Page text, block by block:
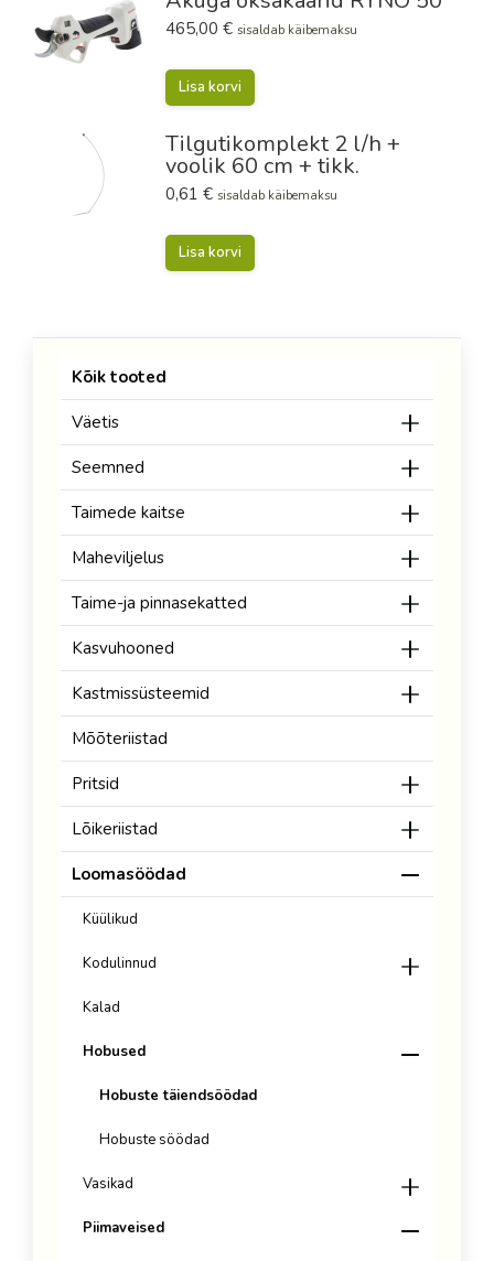
465,00 € sisaldab käibemaksu
Lisa korvi
Tilgutikomplekt 2 l/h +
voolik 60 cm + tikk.
0,61 € sisaldab käibemaksu
Lisa korvi
Kõik tooted
Väetis
Seemned
Taimede kaitse
Maheviljelus
Taime-ja pinnasekatted
Kasvuhooned
Kastmissüsteemid
Mõõteriistad
Pritsid
Lõikeriistad
Loomasöödad
Küülikud
Kodulinnud
Kalad
Hobused
Hobuste täiendsöödad
Hobuste söödad
Vasikad
Piimaveised